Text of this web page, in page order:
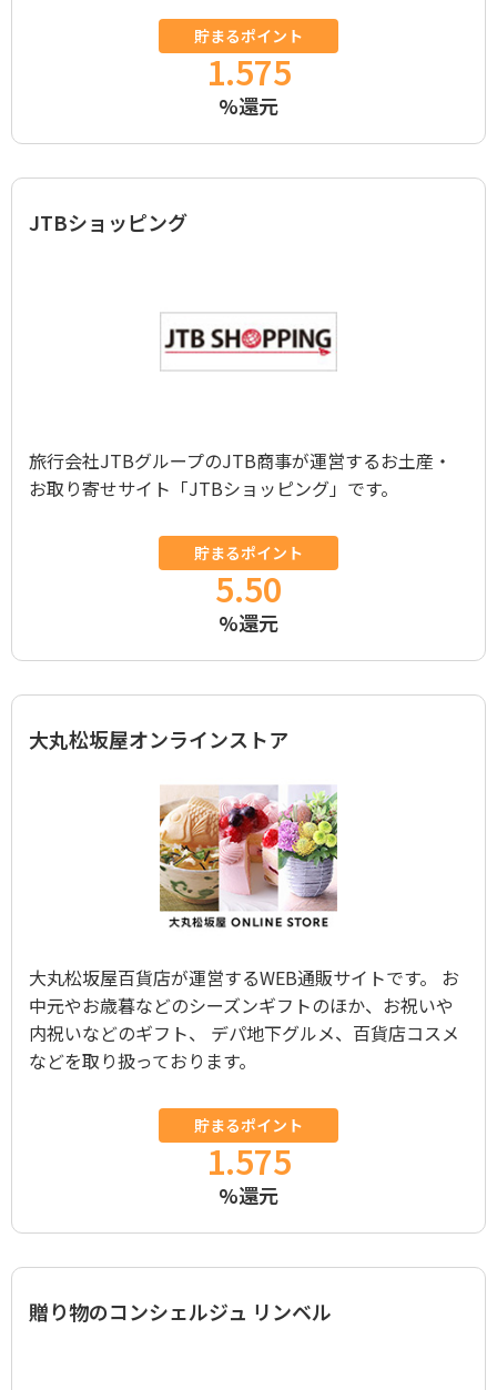
貯まるポイント
1.575
%還元
JTBショッピング
旅行会社JTBグループのJTB商事が運営するお土産・
お取り寄せサイト「JTBショッピング」です。
貯まるポイント
5.50
%還元
大丸松坂屋オンラインストア
大丸松坂屋百貨店が運営するWEB通販サイトです。 お
中元やお歳暮などのシーズンギフトのほか、お祝いや
内祝いなどのギフト、 デパ地下グルメ、百貨店コスメ
などを取り扱っております。
貯まるポイント
1.575
%還元
贈り物のコンシェルジュ リンベル